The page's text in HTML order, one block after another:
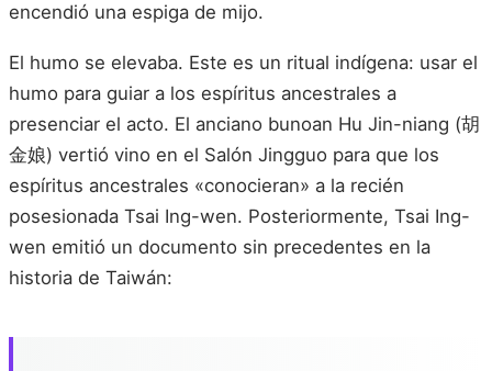
encendió una espiga de mijo.
El humo se elevaba. Este es un ritual indígena: usar el
humo para guiar a los espíritus ancestrales a
presenciar el acto. El anciano bunoan Hu Jin-niang (胡
金娘) vertió vino en el Salón Jingguo para que los
espíritus ancestrales «conocieran» a la recién
posesionada Tsai Ing-wen. Posteriormente, Tsai Ing-
wen emitió un documento sin precedentes en la
historia de Taiwán: